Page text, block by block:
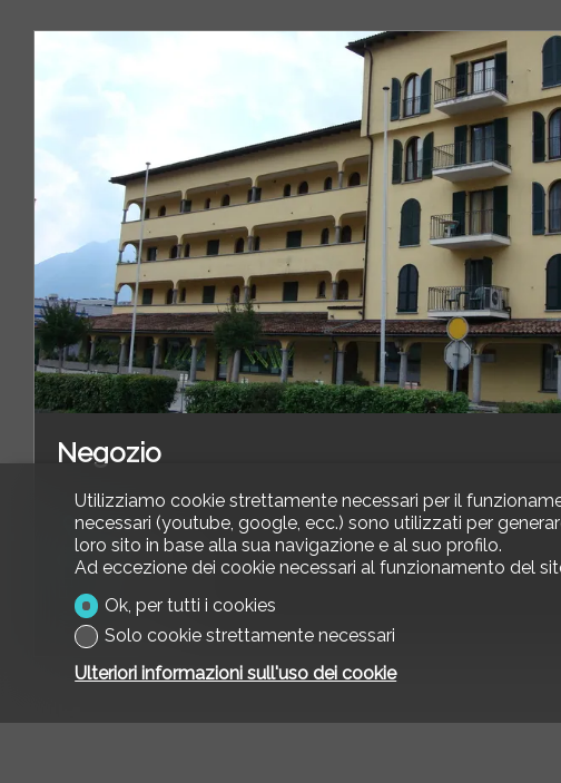
Negozio
Losone
CHF 900'000.-
1
Pianterreno
Utilizziamo cookie strettamente necessari per il
necessari (youtube, google, ecc.) sono utilizzati per
loro sito in base alla sua navigazione e al suo profilo.
Ad eccezione dei cookie necessari al funzionamento del
Ok, per tutti i cookies
Solo cookie strettamente necessari
Ulteriori informazioni sull'uso dei cookie